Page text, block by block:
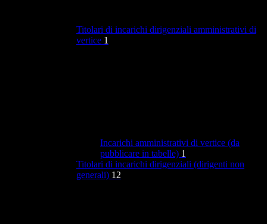
Titolari di incarichi dirigenziali amministrativi di
vertice 1
Incarichi amministrativi di vertice (da
pubblicare in tabelle) 1
Titolari di incarichi dirigenziali (dirigenti non
generali) 12